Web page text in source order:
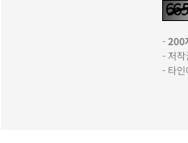
-200
- 저작
- 타인